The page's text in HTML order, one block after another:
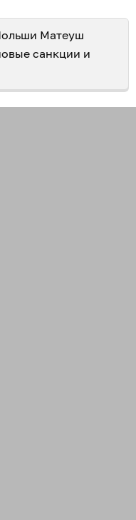
Матеуш
санкции и